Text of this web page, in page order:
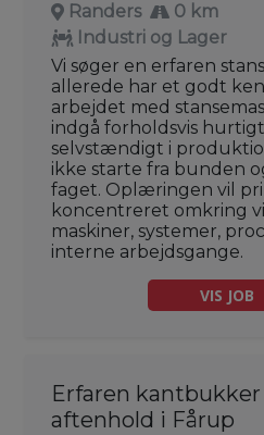
Randers
0 km
Industri og Lager
Vi søger en erfaren
allerede har et godt
arbejdet med
indgå forholdsvis
selvstændigt i
ikke starte fra bunden
faget. Oplæringen vil
koncentreret omkring
maskiner, systemer,
interne arbejdsgange.
VIS JOB
Erfaren
aftenhold i Fårup